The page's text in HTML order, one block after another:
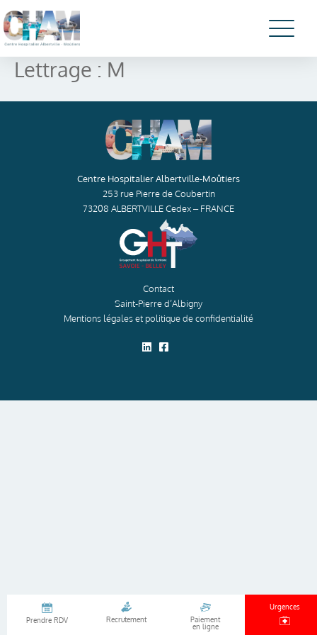
Lettrage : M
Prendre RDV Recrutement
Paiement
en ligne
Urgences
Centre Hospitalier Albertville-Moûtiers
253 rue Pierre de Coubertin
73208 ALBERTVILLE Cedex – FRANCE
Contact
Saint-Pierre d’Albigny
Mentions légales et politique de confidentialité